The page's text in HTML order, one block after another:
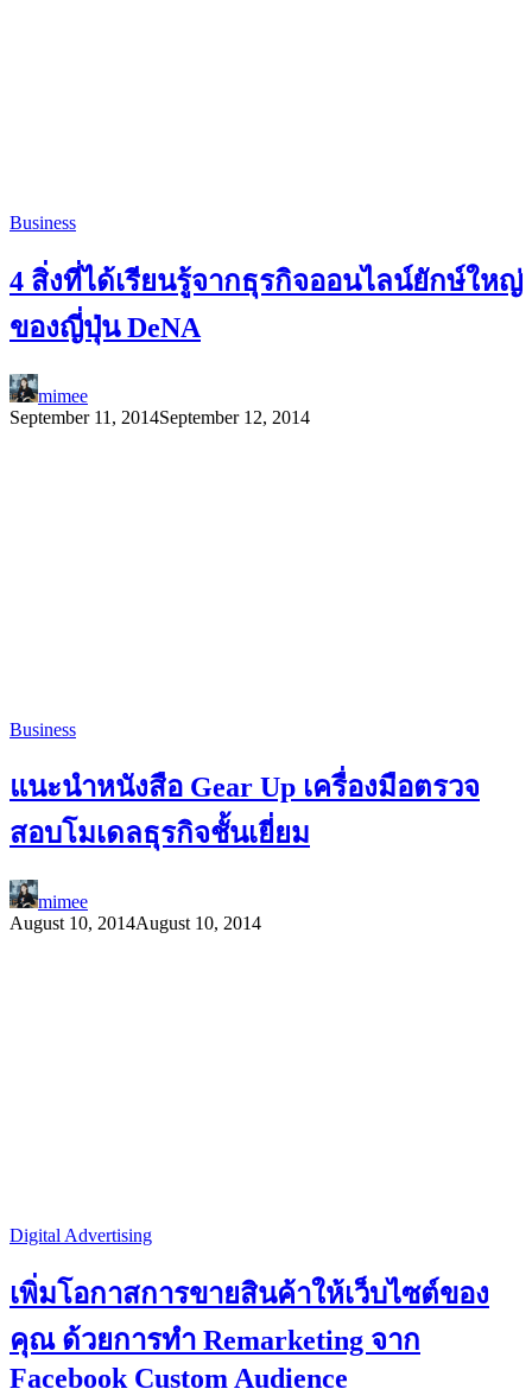
Business
4 สิ่งที่ได้เรียนรู้จากธุรกิจออนไลน์ยักษ์ใหญ่
ของญี่ปุ่น DeNA
mimee
September 11, 2014September 12, 2014
Business
แนะนำหนังสือ Gear Up เครื่องมือตรวจ
สอบโมเดลธุรกิจชั้นเยี่ยม
mimee
August 10, 2014August 10, 2014
Digital Advertising
เพิ่มโอกาสการขายสินค้าให้เว็บไซต์ของ
คุณ ด้วยการทำ Remarketing จาก
Facebook Custom Audience